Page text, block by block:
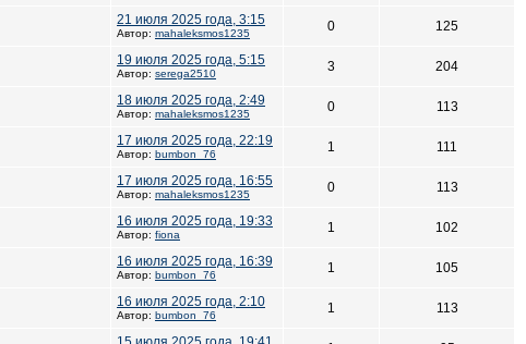
21 июля 2025 года, 3:15
Автор: mahaleksmos1235 0 125
19 июля 2025 года, 5:15
Автор: serega2510 3 204
18 июля 2025 года, 2:49
Автор: mahaleksmos1235 0 113
17 июля 2025 года, 22:19
Автор: bumbon_76 1 111
17 июля 2025 года, 16:55
Автор: mahaleksmos1235 0 113
16 июля 2025 года, 19:33
Автор: fiona 1 102
16 июля 2025 года, 16:39
Автор: bumbon_76 1 105
16 июля 2025 года, 2:10
Автор: bumbon_76 1 113